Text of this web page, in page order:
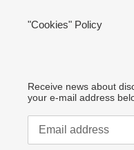
"Cookies" Policy
Receive news about
your e-mail address